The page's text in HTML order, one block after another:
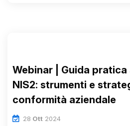
Webinar | Guida
NIS2: strumenti e
conformità aziendale
28 Ott 2024